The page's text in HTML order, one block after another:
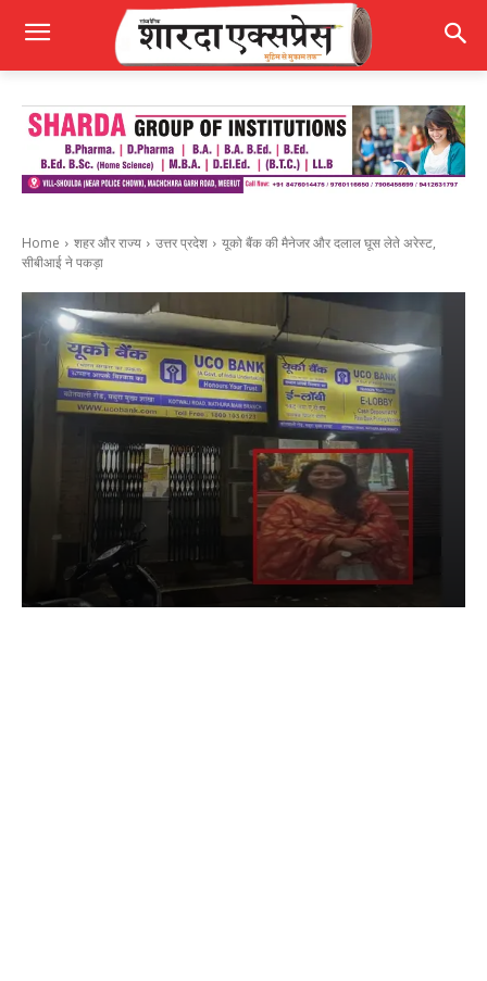
Home शहर और राज्य उत्तर प्रदेश
यूको बैंक की मैनेजर और दलाल घूस लेते अरेस्ट,
सीबीआई ने पकड़ा